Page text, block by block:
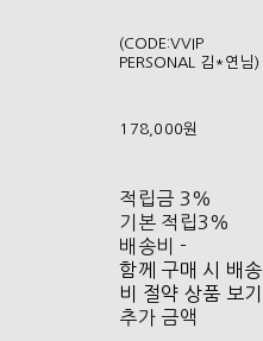
(CODE:VVIP
PERSONAL 김*연님)
178,000원
적립금 3%
기본 적립3%
배송비 -
함께 구매 시 배송
비 절약 상품 보기
추가 금액